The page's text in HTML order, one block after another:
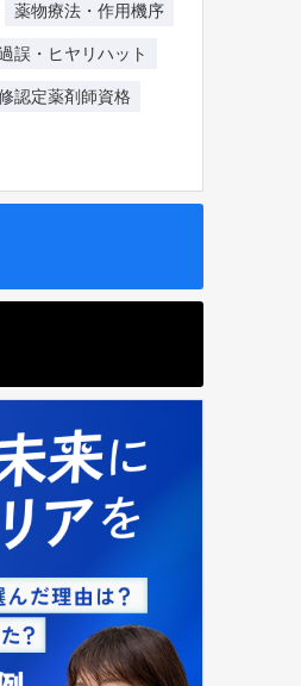
薬物療法・作用機序
誤・ヒヤリハット
認定薬剤師資格